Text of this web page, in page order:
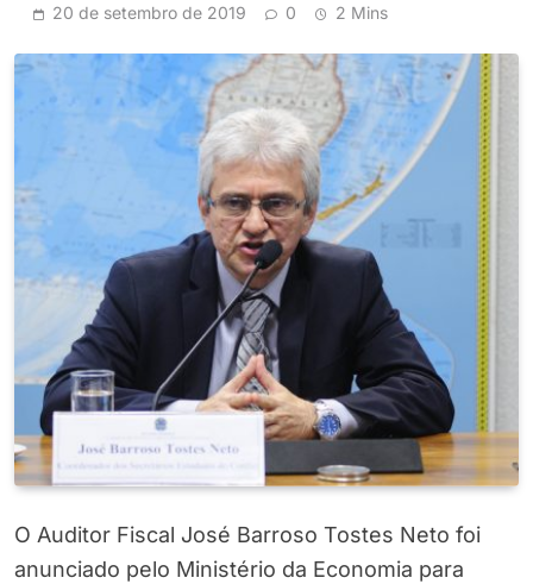
20 de setembro de 2019 0 2 Mins
O Auditor Fiscal José Barroso Tostes Neto foi
anunciado pelo Ministério da Economia para